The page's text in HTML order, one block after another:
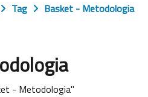
Tag Basket - Metodologia
- Metodologia"